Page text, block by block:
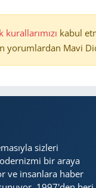
kabul
yorumlardan Mavi
sizleri
bir araya
ve insanlara haber